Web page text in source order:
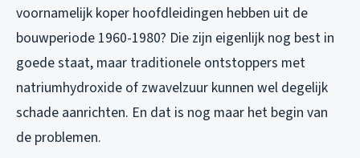
voornamelijk koper hoofdleidingen hebben uit de
bouwperiode 1960-1980? Die zijn eigenlijk nog best in
goede staat, maar traditionele ontstoppers met
natriumhydroxide of zwavelzuur kunnen wel degelijk
schade aanrichten. En dat is nog maar het begin van
de problemen.